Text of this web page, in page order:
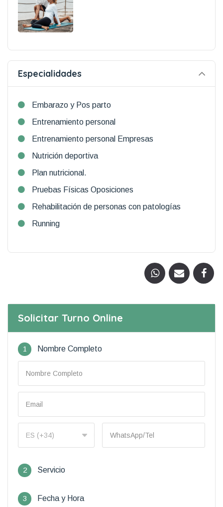
Especialidades
Embarazo y Pos parto
Entrenamiento personal
Entrenamiento personal Empresas
Nutrición deportiva
Plan nutricional.
Pruebas Físicas Oposiciones
Rehabilitación de personas con patologías
Running
Solicitar Turno Online
1 Nombre Completo
2 Servicio
3 Fecha y Hora